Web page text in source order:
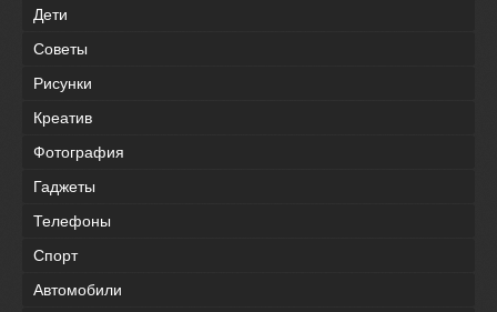
Дети
Советы
Рисунки
Креатив
Фотография
Гаджеты
Телефоны
Спорт
Автомобили